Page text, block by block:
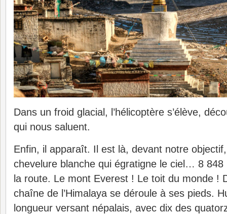
Dans un froid glacial, l’hélicoptère s’élève,
qui nous saluent.
Enfin, il apparaît. Il est là, devant notre
chevelure blanche qui égratigne le ciel… 8
la route. Le mont Everest ! Le toit du monde !
chaîne de l’Himalaya se déroule à ses pieds.
longueur versant népalais, avec dix des